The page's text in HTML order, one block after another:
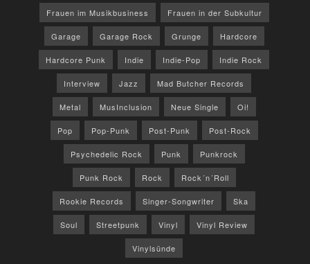
Frauen im Musikbusiness Frauen in der Subkultur
Garage Garage Rock Grunge Hardcore
Hardcore Punk Indie Indie-Pop Indie Rock
Interview Jazz Mad Butcher Records
Metal MusInclusion Neue Single Oi!
Pop Pop-Punk Post-Punk Post-Rock
Psychedelic Rock Punk Punkrock
Punk Rock Rock Rock´n´Roll
Rookie Records Singer-Songwriter Ska
Soul Streetpunk Vinyl Vinyl Review
Vinylsünde